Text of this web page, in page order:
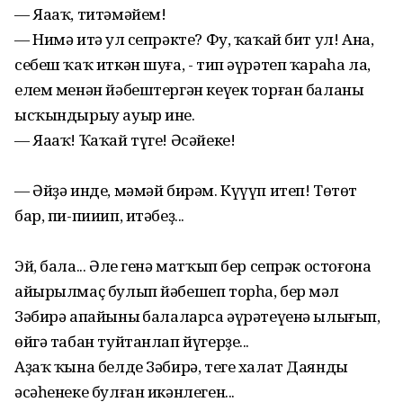
— Яааҡ, титәмәйем!
— Нимә итәң ул сепрәкте? Фу, ҡаҡай бит ул! Ана,
себеш ҡаҡ иткән шуға, - тип әүрәтеп ҡараһа ла,
елем менән йәбештергән кеүек торған баланы
ысҡындырыу ауыр ине.
— Яааҡ! Ҡаҡай түге! Әсәйеке!
— Әйҙә инде, мәмәй бирәм. Күүүп итеп! Төтөт
бар, пи-пииип, итәбеҙ...
Эй, бала... Әле генә матҡып бер сепрәк остоғона
айырылмаҫ булып йәбешеп торһа, бер мәл
Зәбирә апайының балаларса әүрәтеүенә ылығып,
өйгә табан туйтанлап йүгерҙе...
Аҙаҡ ҡына белде Зәбирә, теге халат Даяндың
әсәһенеке булған икәнлеген...